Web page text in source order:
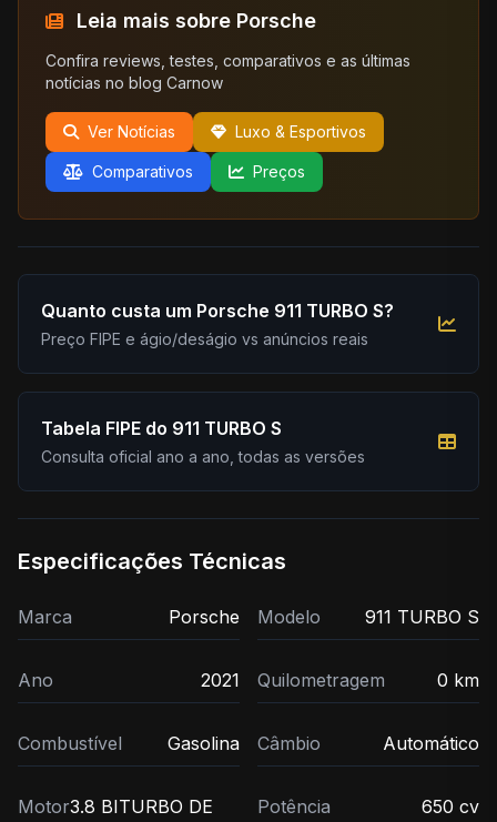
Leia mais sobre Porsche
Confira reviews, testes, comparativos e as últimas
notícias no blog Carnow
Ver Notícias Luxo & Esportivos
Comparativos Preços
Quanto custa um Porsche 911 TURBO S?
Preço FIPE e ágio/deságio vs anúncios reais
Tabela FIPE do 911 TURBO S
Consulta oficial ano a ano, todas as versões
Especificações Técnicas
Marca Porsche Modelo 911 TURBO S
Ano 2021 Quilometragem 0 km
Combustível Gasolina Câmbio Automático
Motor3.8 BITURBO DE Potência 650 cv